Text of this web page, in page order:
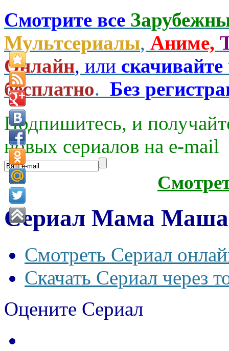
Смотрите все
Мультсериалы, Аниме,
Онлайн, или скачивайте
бесплатно. Без
Подпишитесь, и
новых сериалов на e-mаil
Сериал Мама Маша
Смотреть Сериал
Скачать Сериал через
Оцените Сериал